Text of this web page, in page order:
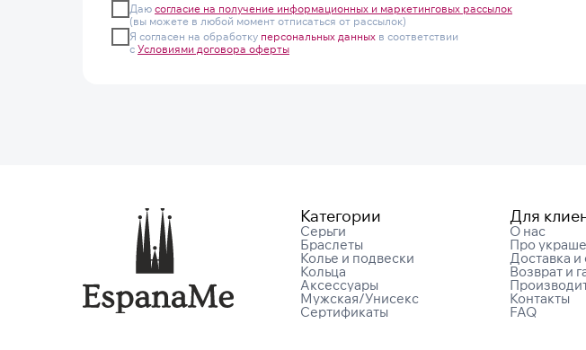
Даю согласие на получение информационных и маркетинговых рассылок
(вы можете в любой момент отписаться от рассылок)
Я согласен на обработку персональных данных в соответствии
с Условиями договора оферты
Категории
Серьги
Браслеты
Колье и подвески
Кольца
Аксессуары
Мужская/Унисекс
Сертификаты
Для
О нас
Про
Доставка и
Возврат и
Контакты
FAQ